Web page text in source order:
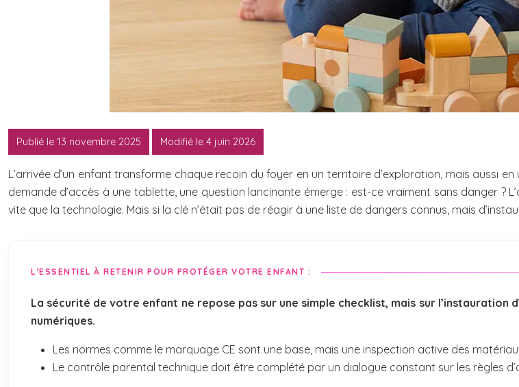
Publié le 13 novembre 2025 Modifié le 4 juin 2026
L’arrivée d’un enfant transforme chaque recoin du foyer en un territoire d’exploration, mais aussi
demande d’accès à une tablette, une question lancinante émerge : est-ce vraiment sans danger ?
vite que la technologie. Mais si la clé n’était pas de réagir à une liste de dangers connus, mais
L’ESSENTIEL À RETENIR POUR PROTÉGER VOTRE ENFANT :
La sécurité de votre enfant ne repose pas sur une simple checklist, mais sur
numériques.
Les normes comme le marquage CE sont une base, mais une inspection active des
Le contrôle parental technique doit être complété par un dialogue constant sur les règles